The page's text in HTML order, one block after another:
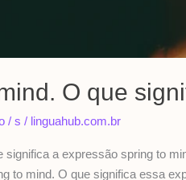
O que
/s / linguahub.com.br
significa a expressão spring to
to mind. O que significa essa